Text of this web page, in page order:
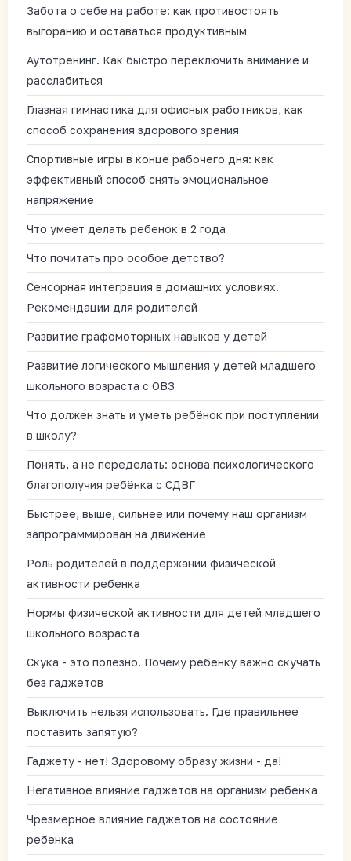
Забота о себе на работе: как противостоять
выгоранию и оставаться продуктивным
Аутотренинг. Как быстро переключить внимание и
расслабиться
Глазная гимнастика для офисных работников, как
способ сохранения здорового зрения
Спортивные игры в конце рабочего дня: как
эффективный способ снять эмоциональное
напряжение
Что умеет делать ребенок в 2 года
Что почитать про особое детство?
Сенсорная интеграция в домашних условиях.
Рекомендации для родителей
Развитие графомоторных навыков у детей
Развитие логического мышления у детей младшего
школьного возраста с ОВЗ
Что должен знать и уметь ребёнок при поступлении
в школу?
Понять, а не переделать: основа психологического
благополучия ребёнка с СДВГ
Быстрее, выше, сильнее или почему наш организм
запрограммирован на движение
Роль родителей в поддержании физической
активности ребенка
Нормы физической активности для детей младшего
школьного возраста
Скука - это полезно. Почему ребенку важно скучать
без гаджетов
Выключить нельзя использовать. Где правильнее
поставить запятую?
Гаджету - нет! Здоровому образу жизни - да!
Негативное влияние гаджетов на организм ребенка
Чрезмерное влияние гаджетов на состояние
ребенка